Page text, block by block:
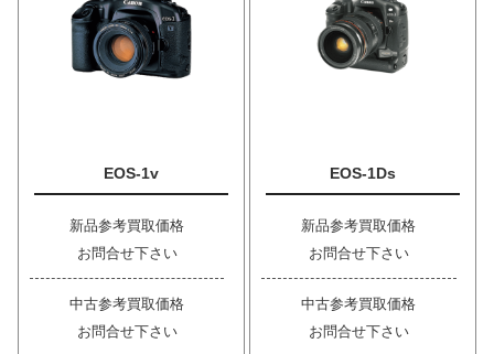
EOS-1v
新品参考買取価格
お問合せ下さい
中古参考買取価格
お問合せ下さい
EOS-1Ds
新品参考買取価格
お問合せ下さい
中古参考買取価格
お問合せ下さい